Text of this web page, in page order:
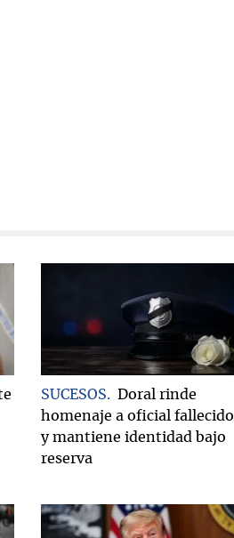
SUCESOS
Doral rinde
homenaje a oficial fallecido
y mantiene identidad bajo
reserva